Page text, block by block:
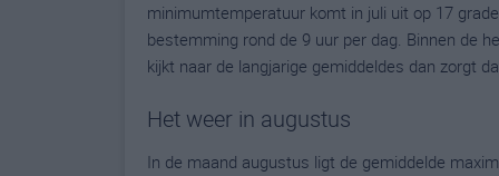
minimumtemperatuur komt in juli uit op 17
bestemming rond de 9 uur per dag. Binnen de
kijkt naar de langjarige gemiddeldes dan zorgt
Het weer in augustus
In de maand augustus ligt de gemiddelde